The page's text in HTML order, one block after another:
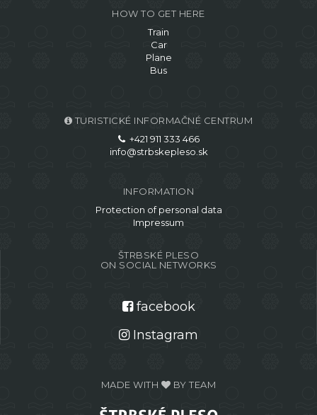
HOW TO GET HERE
Train
Car
Plane
Bus
TURISTICKÉ INFORMAČNÉ CENTRUM
+421 911 333 466
info@strbskepleso.sk
INFORMATION
Protection of personal data
Impressum
ŠTRBSKÉ PLESO
ON SOCIAL NETWORKS
facebook
Instagram
MADE WITH BY TEAM